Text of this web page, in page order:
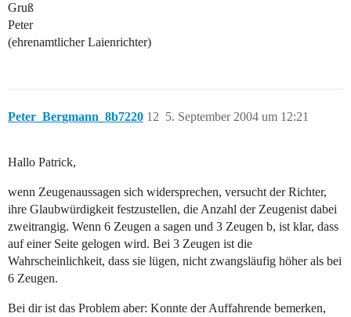
Gruß
Peter
(ehrenamtlicher Laienrichter)
Peter_Bergmann_8b7220 5. September 2004 um 12:21
12
Hallo Patrick,
wenn Zeugenaussagen sich widersprechen, versucht der Richter,
ihre Glaubwürdigkeit festzustellen, die Anzahl der Zeugenist dabei
zweitrangig. Wenn 6 Zeugen a sagen und 3 Zeugen b, ist klar, dass
auf einer Seite gelogen wird. Bei 3 Zeugen ist die
Wahrscheinlichkeit, dass sie lügen, nicht zwangsläufig höher als bei
6 Zeugen.
Bei dir ist das Problem aber: Konnte der Auffahrende bemerken,